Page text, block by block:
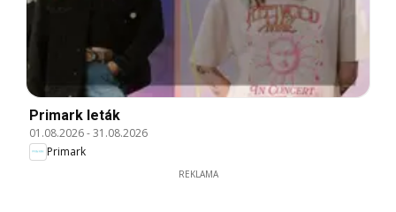
Primark leták
01.08.2026-31.08.2026
Primark
REKLAMA